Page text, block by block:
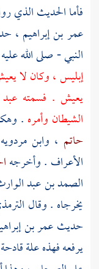
فأما الحديث الذي
عمر بن إبراهيم ،
النبي - صلى الله
إبليس ، وكان لا
يعيش . فسمته
الشيطان وأمره .
حاتم ، وابن مردويه
الأعراف . وأخرجه
الصمد بن عبد
يخرجاه . وقال
حديثعمر بن
يرفعه فهذه علة